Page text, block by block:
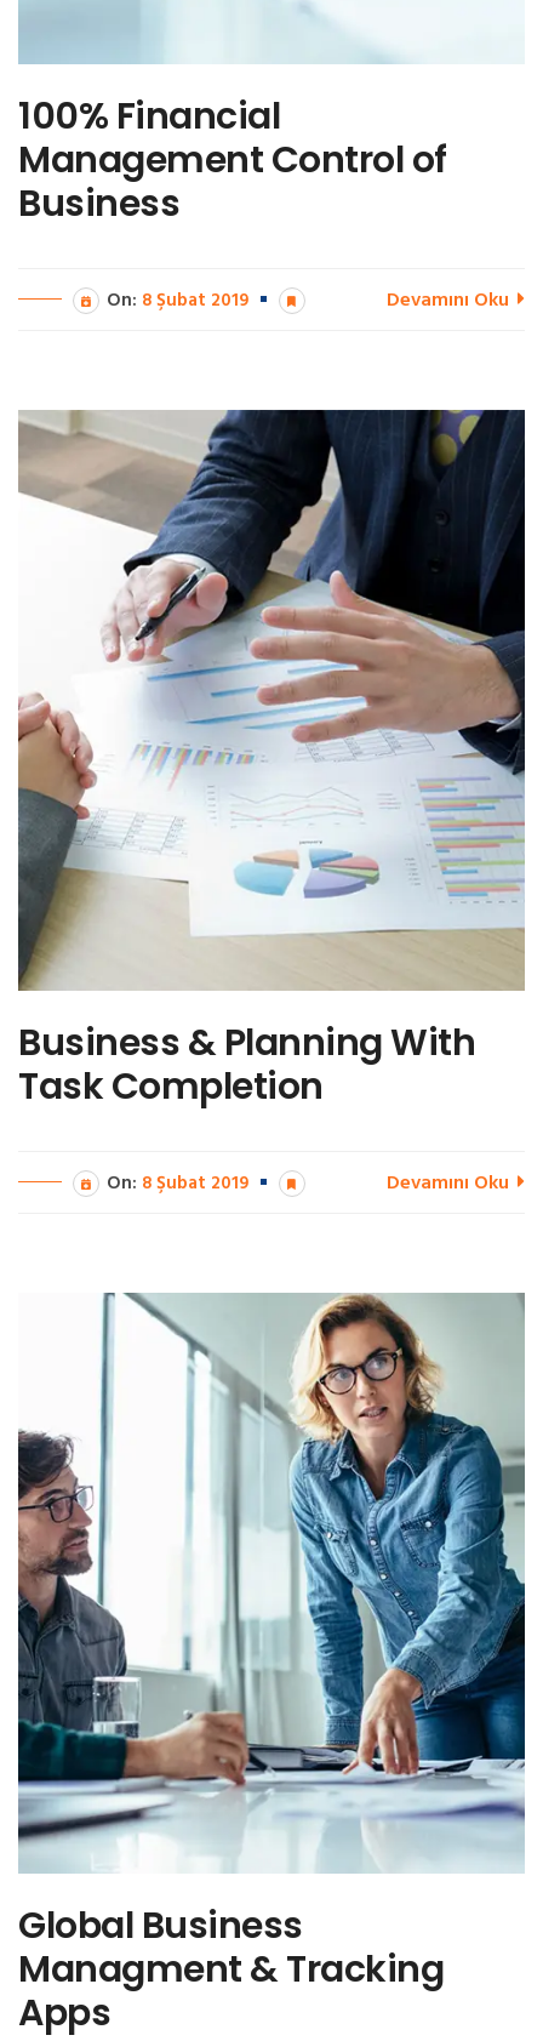
100% Financial
Management Control of
Business
On: 8 Şubat 2019 Devamını Oku
Business & Planning With
Task Completion
On: 8 Şubat 2019 Devamını Oku
Global Business
Managment & Tracking
Apps